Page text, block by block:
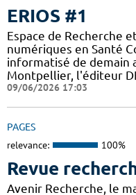
ERIOS #1
Espace de Recherche
numériques en Santé
informatisé de demain
Montpellier, l'éditeur
09/06/2026 17:03
PAGES
relevance: 100%
Revue
Avenir Recherche, le